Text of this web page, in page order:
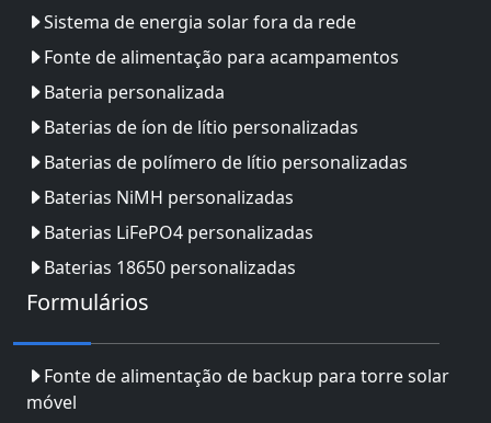
Sistema de energia solar fora da rede
Fonte de alimentação para acampamentos
Bateria personalizada
Baterias de íon de lítio personalizadas
Baterias de polímero de lítio personalizadas
Baterias NiMH personalizadas
Baterias LiFePO4 personalizadas
Baterias 18650 personalizadas
Formulários
Fonte de alimentação de backup para torre solar
móvel